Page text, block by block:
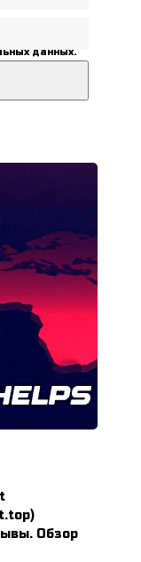
данных.
Обзор